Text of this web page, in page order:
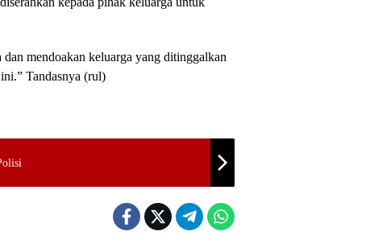
mendoakan keluarga yang ditinggalkan
Tandasnya (rul)